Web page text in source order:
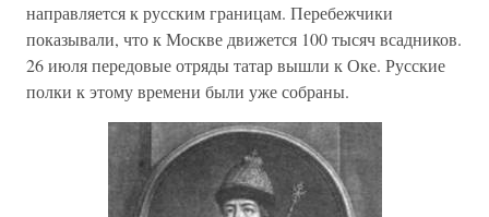
направляется к русским границам. Перебежчики
показывали, что к Москве движется 100 тысяч всадников.
26 июля передовые отряды татар вышли к Оке. Русские
полки к этому времени были уже собраны.